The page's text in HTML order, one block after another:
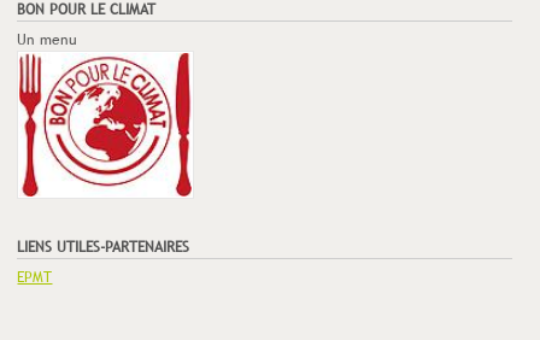
BON POUR LE CLIMAT
Un menu
LIENS UTILES-PARTENAIRES
EPMT